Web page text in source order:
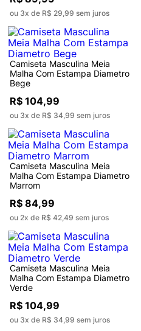
ou 3x de R$ 29,99 sem juros
Camiseta Masculina Meia
Malha Com Estampa Diametro
Bege
R$ 104,99
ou 3x de R$ 34,99 sem juros
Camiseta Masculina Meia
Malha Com Estampa Diametro
Marrom
R$ 84,99
ou 2x de R$ 42,49 sem juros
Camiseta Masculina Meia
Malha Com Estampa Diametro
Verde
R$ 104,99
ou 3x de R$ 34,99 sem juros